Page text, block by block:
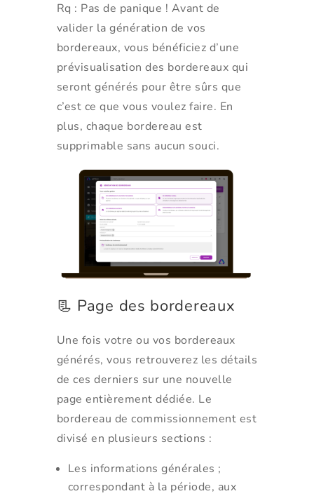
Rq : Pas de panique ! Avant de
valider la génération de vos
bordereaux, vous bénéficiez d’une
prévisualisation des bordereaux qui
seront générés pour être sûrs que
c’est ce que vous voulez faire. En
plus, chaque bordereau est
supprimable sans aucun souci.
📃 Page des bordereaux
Une fois votre ou vos bordereaux
générés, vous retrouverez les détails
de ces derniers sur une nouvelle
page entièrement dédiée. Le
bordereau de commissionnement est
divisé en plusieurs sections :
Les informations générales ;
correspondant à la période, aux